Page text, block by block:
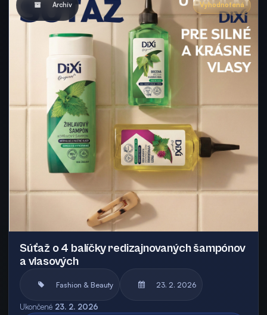
Archív Vyhodnotená
Súťaž o 4 balíčky redizajnovaných šampónov
a vlasových
Fashion & Beauty 23. 2. 2026
Ukončené 23. 2. 2026